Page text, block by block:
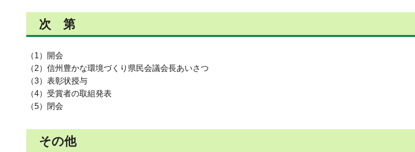
次 第
（1）開会
（2）信州豊かな環境づくり県民会議会長あいさつ
（3）表彰状授与
（4）受賞者の取組発表
（5）閉会
その他